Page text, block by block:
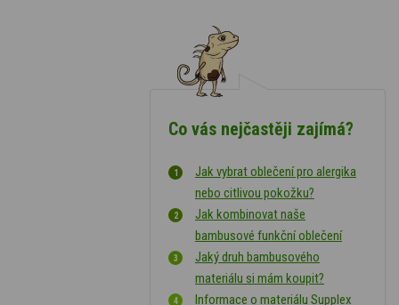
Co vás nejčastěji zajímá?
Jak vybrat oblečení pro alergika
nebo citlivou pokožku?
Jak kombinovat naše
bambusové funkční oblečení
Jaký druh bambusového
materiálu si mám koupit?
Informace o materiálu Supplex